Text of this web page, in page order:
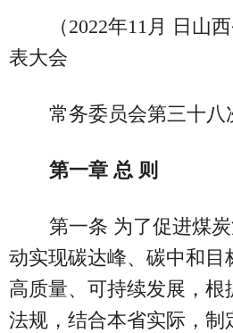
（2022年11月 日山
表大会
常务委员会第三十八
第一章 总 则
第一条 为了促进煤
动实现碳达峰、碳中和目
高质量、可持续发展，根
法规，结合本省实际，制